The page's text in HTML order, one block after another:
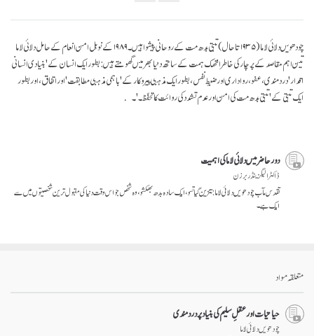
on
facebook
چودھویں دلائی لاما (۱۹۳۵ تا حال) تبتی بدھ مت کے روحانی پیشوا ہیں۔ ۱۹۸۹ کے نوبِل امن انعام کے حامل دلائی لاما
تین اہم مقاصد کے پرچار کی خاطر انتھک ہمت کے ساتھ دنیا بھر میں گھومتے ہیں: بطور ایک انسان کے 'بنیادی انسانی
اقدار' درد مندی، عفو، رواداری اور ضبطِ نفس، بطور ایک مذہبی پیروکار کے 'باہمی مذہبی مطابقت' اور اتفاق، اور بطور
ایک تبتی کے 'تبتی بدھ مت کی امن اور عدم تشدد کی روائت کا تحفّظ۔'۔
دور حاضر میں دلائی لاما کی اہمیت
ڈاکٹر الیگزینڈر برزن
تقدس مآب چودھویں دلائی لاما: تنزین گیاتسو، ایک سادہ بدھ بھکشو، وہ شخص جو اس وقت دنیا کی مقبول ترین شخصیتوں میں سے
ایک ہے۔
متعلقہ مواد
حیاتیات اور عقلِ سلیم کی بنیاد پر درد مندی
چودھویں دلائی لاما